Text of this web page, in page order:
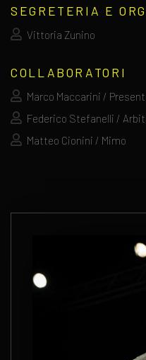
SEGRETERIA E
Vittoria Zunino
COLLABORATORI
Marco Maccarini /
Federico Stefanelli /
Matteo Cionini / Mimo